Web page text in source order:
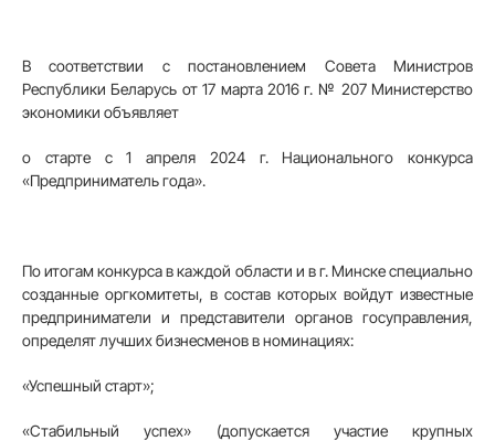
В соответствии с постановлением Совета Министров
Республики Беларусь от 17 марта 2016 г. № 207 Министерство
экономики объявляет
о старте с 1 апреля 2024 г. Национального конкурса
«Предприниматель года».
По итогам конкурса в каждой области и в г. Минске специально
созданные оргкомитеты, в состав которых войдут известные
предприниматели и представители органов госуправления,
определят лучших бизнесменов в номинациях:
«Успешный старт»;
«Стабильный успех» (допускается участие крупных